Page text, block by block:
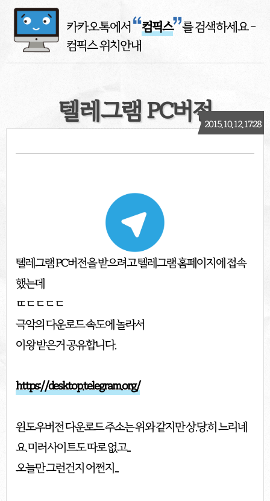
카카오톡에서 컴픽스 를 검색하세요-
컴픽스 위치안내
텔레그램 PC버전2015. 10. 12. 17:28
텔레그램 PC버전을 받으려고 텔레그램 홈페이지에 접속
했는데
ㄸㄷㄷㄷㄷ
극악의 다운로드 속도에 놀라서
이왕 받은거 공유합니다.
https://desktop.telegram.org/
윈도우버전 다운로드 주소는 위와 같지만 상.당.히 느리네
요. 미러사이트도 따로 없고...
오늘만 그런건지 어쩐지...